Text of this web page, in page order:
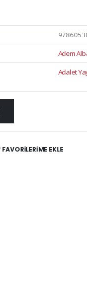
Adem
Adalet
FAVORILERIME EKLE